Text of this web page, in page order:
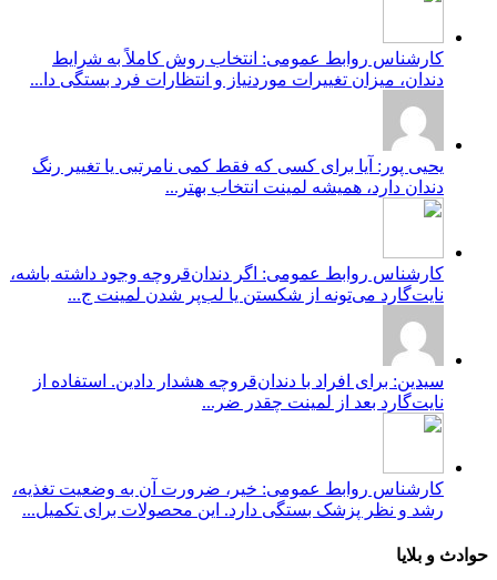
کارشناس روابط عمومی: انتخاب روش کاملاً به شرایط
دندان، میزان تغییرات موردنیاز و انتظارات فرد بستگی دا...
یحیی پور: آیا برای کسی که فقط کمی نامرتبی یا تغییر رنگ
دندان دارد، همیشه لمینت انتخاب بهتر...
کارشناس روابط عمومی: اگر دندان‌قروچه وجود داشته باشه،
نایت‌گارد می‌تونه از شکستن یا لب‌پر شدن لمینت ج...
سیدین: برای افراد با دندان‌قروچه هشدار دادین. استفاده از
نایت‌گارد بعد از لمینت چقدر ضر...
کارشناس روابط عمومی: خیر، ضرورت آن به وضعیت تغذیه،
رشد و نظر پزشک بستگی دارد. این محصولات برای تکمیل...
حوادث و بلایا